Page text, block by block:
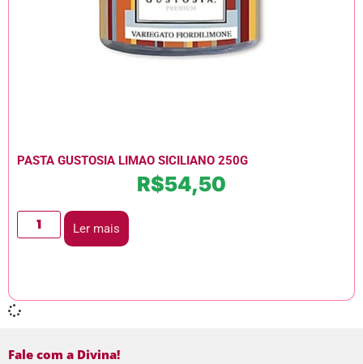
PASTA GUSTOSIA LIMAO SICILIANO 250G
R$54,50
Ler mais
Fale com a Divina!